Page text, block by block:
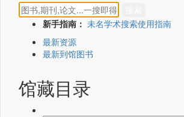
新手指南： 未名学术搜索使用指南
最新资源
最新到馆图书
馆藏目录